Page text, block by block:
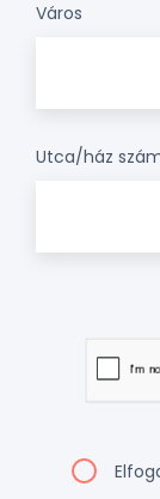
Város
Utca/ház